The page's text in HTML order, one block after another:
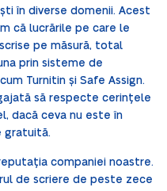
în diverse domenii. Acest
că lucrările pe care le
pe măsură, total
prin sisteme de
Turnitin și Safe Assign.
să respecte cerințele
dacă ceva nu este în
gratuită.
companiei noastre.
de scriere de peste zece